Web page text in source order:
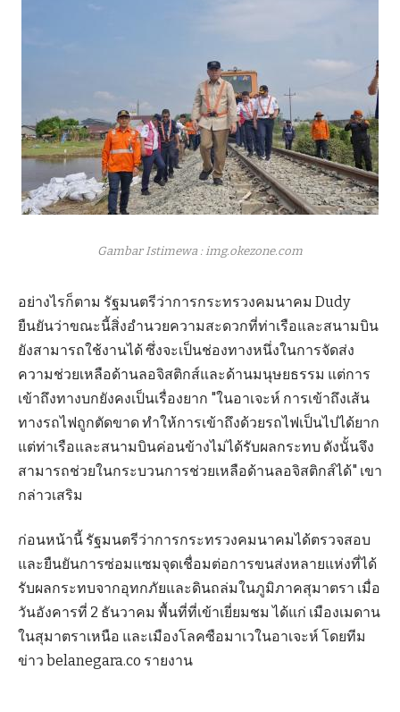
Gambar Istimewa : img.okezone.com
อย่างไรก็ตาม รัฐมนตรีว่าการกระทรวงคมนาคม Dudy
ยืนยันว่าขณะนี้สิ่งอำนวยความสะดวกที่ท่าเรือและสนามบิน
ยังสามารถใช้งานได้ ซึ่งจะเป็นช่องทางหนึ่งในการจัดส่ง
ความช่วยเหลือด้านลอจิสติกส์และด้านมนุษยธรรม แต่การ
เข้าถึงทางบกยังคงเป็นเรื่องยาก "ในอาเจะห์ การเข้าถึงเส้น
ทางรถไฟถูกตัดขาด ทำให้การเข้าถึงด้วยรถไฟเป็นไปได้ยาก
แต่ท่าเรือและสนามบินค่อนข้างไม่ได้รับผลกระทบ ดังนั้นจึง
สามารถช่วยในกระบวนการช่วยเหลือด้านลอจิสติกส์ได้" เขา
กล่าวเสริม
ก่อนหน้านี้ รัฐมนตรีว่าการกระทรวงคมนาคมได้ตรวจสอบ
และยืนยันการซ่อมแซมจุดเชื่อมต่อการขนส่งหลายแห่งที่ได้
รับผลกระทบจากอุทกภัยและดินถล่มในภูมิภาคสุมาตรา เมื่อ
วันอังคารที่ 2 ธันวาคม พื้นที่ที่เข้าเยี่ยมชม ได้แก่ เมืองเมดาน
ในสุมาตราเหนือ และเมืองโลคซือมาเวในอาเจะห์ โดยทีม
ข่าว belanegara.co รายงาน